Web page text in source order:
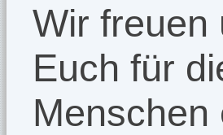
Wir freuen
Euch für
Menschen